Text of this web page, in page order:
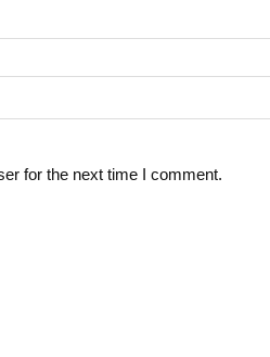
for the next time I comment.